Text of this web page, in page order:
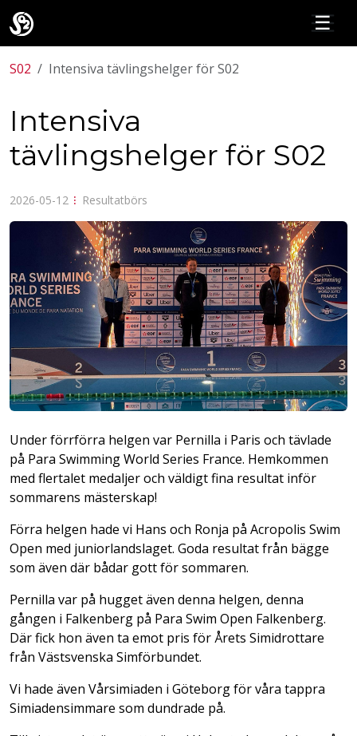
☰
S02 Intensiva tävlingshelger för S02
Intensiva
tävlingshelger för S02
2026-05-12 ⁝ Resultatbörs
Under förrförra helgen var Pernilla i Paris och tävlade
på Para Swimming World Series France. Hemkommen
med flertalet medaljer och väldigt fina resultat inför
sommarens mästerskap!
Förra helgen hade vi Hans och Ronja på Acropolis Swim
Open med juniorlandslaget. Goda resultat från bägge
som även där bådar gott för sommaren.
Pernilla var på hugget även denna helgen, denna
gången i Falkenberg på Para Swim Open Falkenberg.
Där fick hon även ta emot pris för Årets Simidrottare
från Västsvenska Simförbundet.
Vi hade även Vårsimiaden i Göteborg för våra tappra
Simiadensimmare som dundrade på.